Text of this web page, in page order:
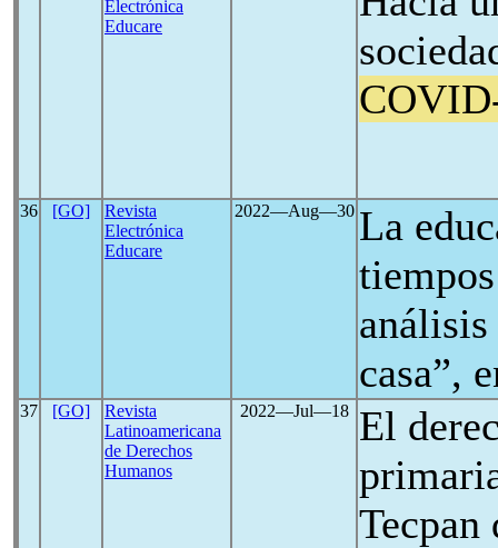
Electrónica
Educare
36 [GO]
Revista
Electrónica
Educare
2022―Aug―30 La
análisis
casa”,
37 [GO]
Revista
Latinoamericana
de Derechos
Humanos
2022―Jul―18
El
Tecpan